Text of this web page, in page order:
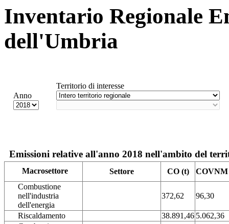
Inventario Regionale
dell'Umbria
Anno
Territorio di interesse
Emissioni relative all'anno 2018 nell'ambito del
Macrosettore Settore CO (t)
COVNM
Combustione
nell'industria
dell'energia
372,62 96,30
Riscaldamento 38.891,46 5.062,36